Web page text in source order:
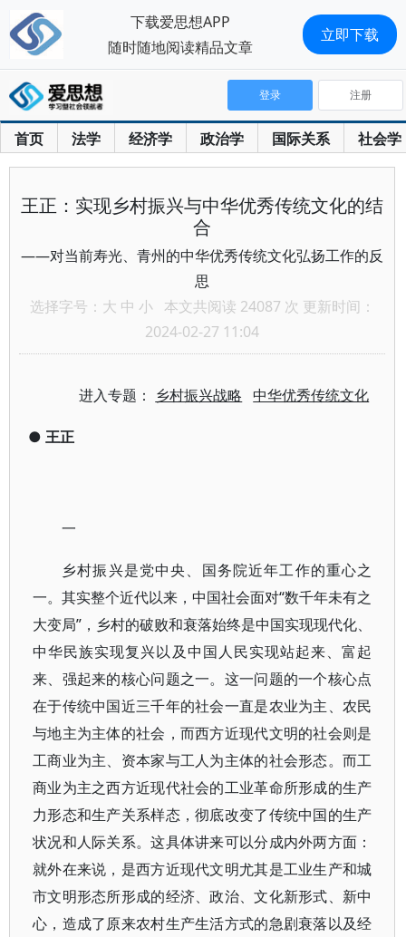
首页 法学 经济学 政治学 国际关系 社会学
登录 注册
王正：实现乡村振兴与中华优秀传统文化的结
合
——对当前寿光、青州的中华优秀传统文化弘扬工作的反
思
选择字号： 大 中 小 本文共阅读 24087 次 更新时间：
2024-02-27 11:04
进入专题： 乡村振兴战略 中华优秀传统文化
● 王正
一
乡村振兴是党中央、国务院近年工作的重心之
一。其实整个近代以来，中国社会面对“数千年未有之
大变局”，乡村的破败和衰落始终是中国实现现代化、
中华民族实现复兴以及中国人民实现站起来、富起
来、强起来的核心问题之一。这一问题的一个核心点
在于传统中国近三千年的社会一直是农业为主、农民
与地主为主体的社会，而西方近现代文明的社会则是
工商业为主、资本家与工人为主体的社会形态。而工
商业为主之西方近现代社会的工业革命所形成的生产
力形态和生产关系样态，彻底改变了传统中国的生产
状况和人际关系。这具体讲来可以分成内外两方面：
就外在来说，是西方近现代文明尤其是工业生产和城
市文明形态所形成的经济、政治、文化新形式、新中
心，造成了原来农村生产生活方式的急剧衰落以及经
下载爱思想APP
随时随地阅读精品文章
立即下载